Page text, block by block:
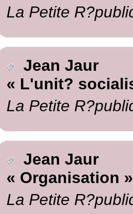
La Petite
Jean Jaur
« L'unit?
La Petite
Jean Jaur
« Organisation »
La Petite